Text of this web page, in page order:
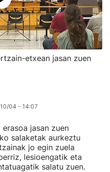
etxean jasan zuen
04 - 14:07
jasan zuen
salaketak aurkeztu
jo egin zuela
lesioengatik eta
salatu zuen.